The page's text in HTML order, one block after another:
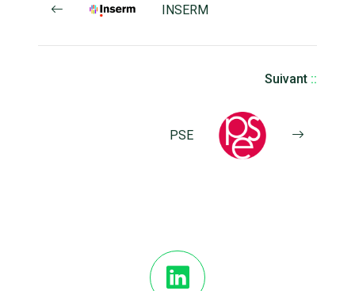
INSERM
Suivant ::
PSE